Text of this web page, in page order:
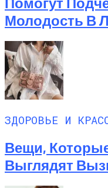
Молодость В
ЗДОРОВЬЕ И
Вещи,
Выглядят